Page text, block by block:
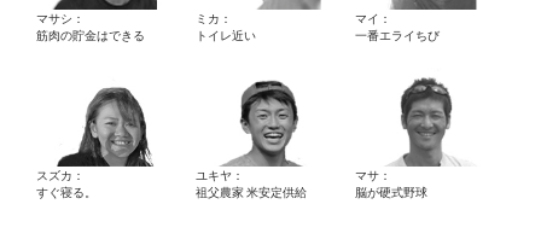
マサシ：
筋肉の貯金はできる
ミカ：
トイレ近い
マイ：
一番エライちび
スズカ：
すぐ寝る。
ユキヤ：
祖父農家 米安定供給
マサ：
脳が硬式野球